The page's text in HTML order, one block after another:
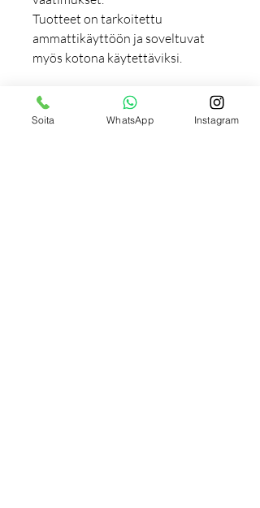
Tuotteet on tarkoitettu
ammattikäyttöön ja soveltuvat
myös kotona käytettäviksi.
Lisätiedot
Soita WhatsApp Instagram